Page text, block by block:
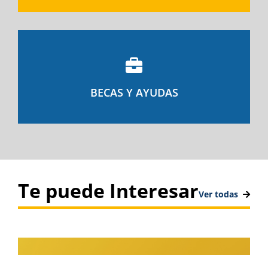
BECAS Y AYUDAS
Te puede InteresarVer todas